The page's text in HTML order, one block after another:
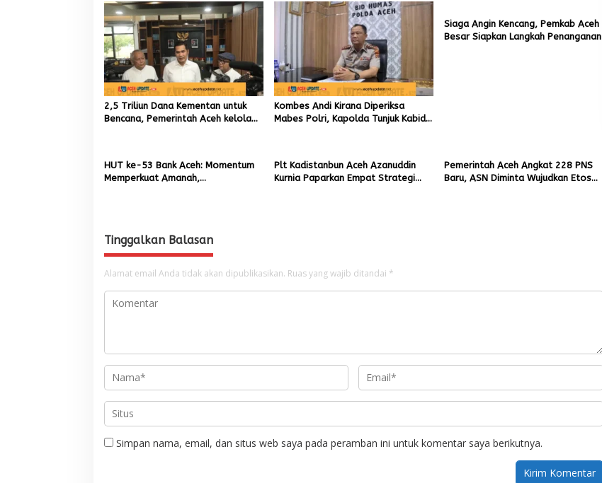
2,5 Triliun Dana Kementan untuk
Bencana, Pemerintah Aceh kelola
Kombes Andi Kirana Diperiksa
Mabes Polri, Kapolda Tunjuk Kabid
Siaga Angin Kencang, Pemkab Aceh
Besar Siapkan Langkah Penanganan
HUT ke-53 Bank Aceh: Momentum
Memperkuat Amanah,
Plt Kadistanbun Aceh Azanuddin
Kurnia Paparkan Empat Strategi
Pemerintah Aceh Angkat 228 PNS
Baru, ASN Diminta Wujudkan Etos
Tinggalkan Balasan
Alamat email Anda tidak akan dipublikasikan. Ruas yang wajib ditandai *
Simpan nama, email, dan situs web saya pada peramban ini untuk komentar saya berikutnya.